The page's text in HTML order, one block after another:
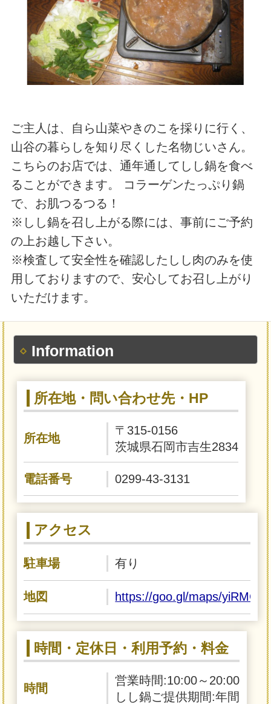
ご主人は、自ら山菜やきのこを採りに行く、
山谷の暮らしを知り尽くした名物じいさん。
こちらのお店では、通年通してしし鍋を食べ
ることができます。 コラーゲンたっぷり鍋
で、お肌つるつる！
※しし鍋を召し上がる際には、事前にご予約
の上お越し下さい。
※検査して安全性を確認したしし肉のみを使
用しておりますので、安心してお召し上がり
いただけます。
Information
所在地・問い合わせ先・HP
所在地
〒315-0156
茨城県石岡市吉生2834
電話番号 0299-43-3131
アクセス
駐車場 有り
地図 https://goo.gl/maps/
時間・定休日・利用予約・料金
時間
営業時間:10:00～20:00
しし鍋ご提供期間:年間